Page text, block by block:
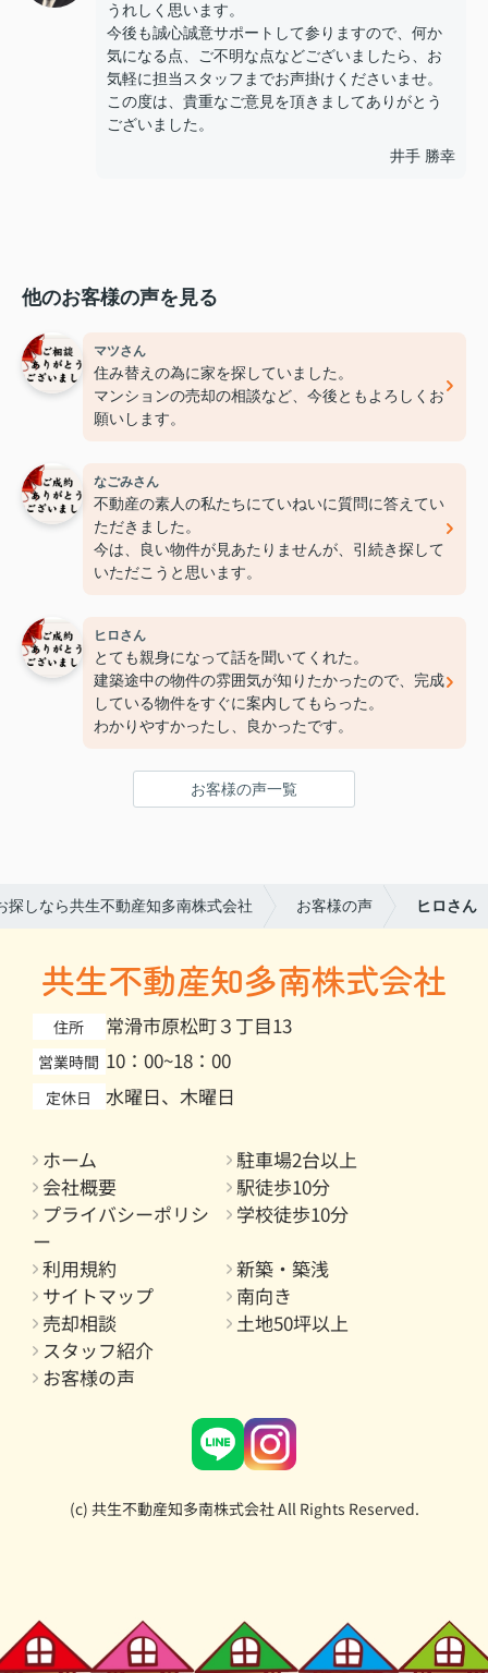
うれしく思います。
今後も誠心誠意サポートして参りますので、何か
気になる点、ご不明な点などございましたら、お
気軽に担当スタッフまでお声掛けくださいませ。
この度は、貴重なご意見を頂きましてありがとう
ございました。
井手 勝幸
他のお客様の声を見る
マツさん
住み替えの為に家を探していました。
マンションの売却の相談など、今後ともよろしくお
願いします。
なごみさん
不動産の素人の私たちにていねいに質問に答えてい
ただきました。
今は、良い物件が見あたりませんが、引続き探して
いただこうと思います。
ヒロさん
とても親身になって話を聞いてくれた。
建築途中の物件の雰囲気が知りたかったので、完成
している物件をすぐに案内してもらった。
わかりやすかったし、良かったです。
お客様の声一覧
探しなら共生不動産知多南株式会社 お客様の声 ヒロさん
共生不動産知多南株式会社
住所 常滑市原松町３丁目13
営業時間 10：00~18：00
定休日 水曜日、木曜日
ホーム
駐車場2台以上
会社概要
駅徒歩10分
プライバシーポリシ
ー
学校徒歩10分
利用規約
新築・築浅
サイトマップ
南向き
売却相談
土地50坪以上
スタッフ紹介
お客様の声
(c) 共生不動産知多南株式会社 All Rights Reserved.